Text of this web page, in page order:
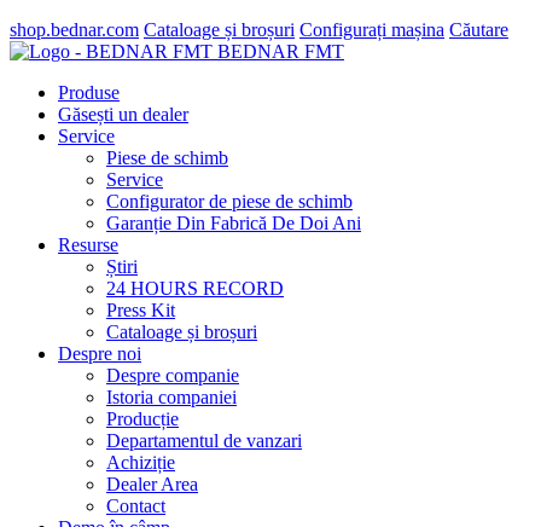
shop.bednar.com Cataloage și broșuri Configurați mașina Căutare
BEDNAR FMT
Produse
Găsești un dealer
Service
Piese de schimb
Service
Configurator de piese de schimb
Garanție Din Fabrică De Doi Ani
Resurse
Știri
24 HOURS RECORD
Press Kit
Cataloage și broșuri
Despre noi
Despre companie
Istoria companiei
Producție
Departamentul de vanzari
Achiziție
Dealer Area
Contact